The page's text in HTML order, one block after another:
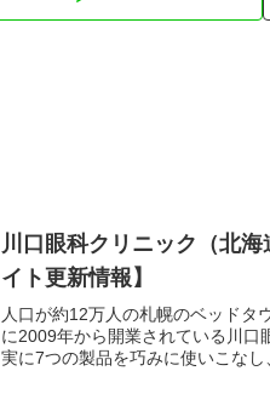
川口眼科クリニック（北
イト更新情報】
人口が約12万人の札幌のベッドタ
に2009年から開業されている川口
実に7つの製品を巧みに使いこな